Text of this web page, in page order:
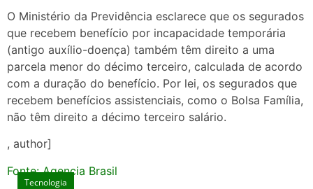
O Ministério da Previdência esclarece que os segurados
que recebem benefício por incapacidade temporária
(antigo auxílio-doença) também têm direito a uma
parcela menor do décimo terceiro, calculada de acordo
com a duração do benefício. Por lei, os segurados que
recebem benefícios assistenciais, como o Bolsa Família,
não têm direito a décimo terceiro salário.
, author]
Fonte: Agencia Brasil
Tecnologia
Tecnologia